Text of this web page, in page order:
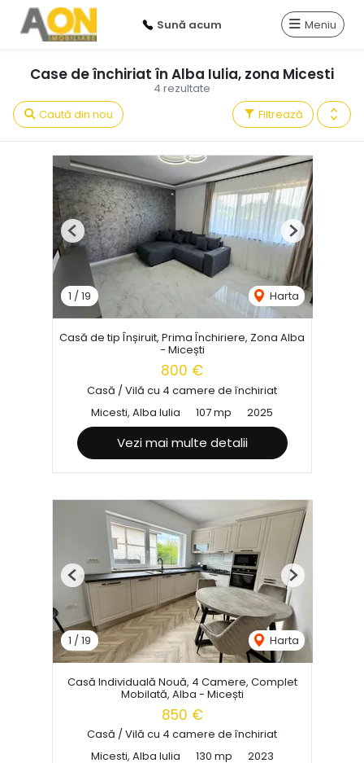
Sună acum Meniu
4 rezultate
Case de închiriat în Alba Iulia, zona Micesti
Filtrează
Caută din nou
1 /19 Harta
Previous Next
Casă de tip Înșiruit, Prima Închiriere, Zona Alba
- Micești
800 €
Casă / Vilă cu 4 camere de închiriat
Micesti, Alba Iulia
107 mp 2025
Vezi mai multe detalii
1 /19 Harta
Previous Next
Casă Individuală Nouă, 4 Camere, Complet
Mobilată, Alba - Micești
850 €
Casă / Vilă cu 4 camere de închiriat
Micesti, Alba Iulia
130 mp 2023